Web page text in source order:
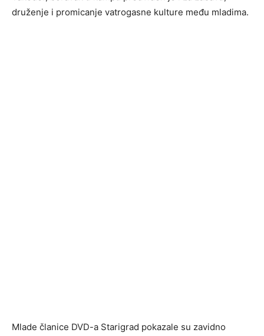
druženje i promicanje vatrogasne kulture među mladima.
Mlade članice DVD-a Starigrad pokazale su zavidno